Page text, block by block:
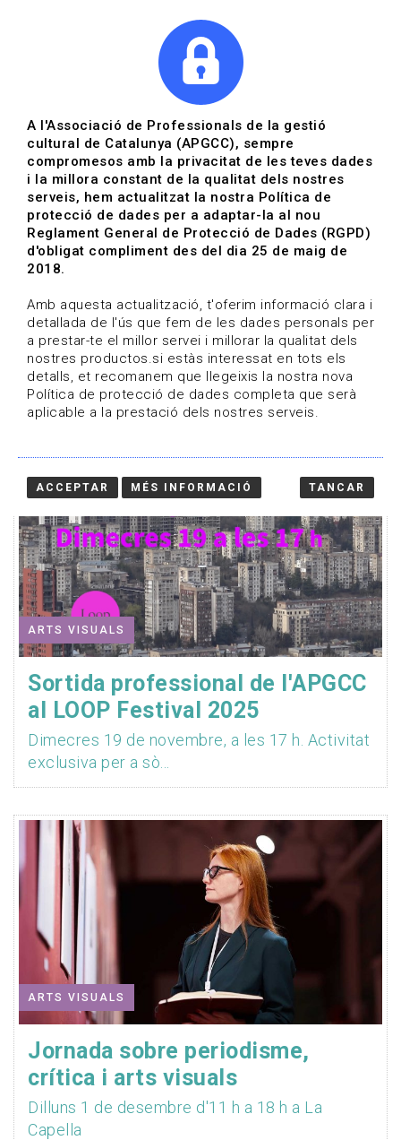
Actualitza't
Vols estar al dia?
HOME / BLOG
Estigues al dia
Convocatòries, activitats i notícies del sector de la
cultura.
ARTS VISUALS
Sortida professional de l'APGCC
al LOOP Festival 2025
Dimecres 19 de novembre, a les 17 h. Activitat
exclusiva per a sò...
ARTS VISUALS
Jornada sobre periodisme,
crítica i arts visuals
Dilluns 1 de desembre d'11 h a 18 h a La
Capella
A l'Associació de Professionals de la gestió
cultural de Catalunya (APGCC), sempre
compromesos amb la privacitat de les teves dades
i la millora constant de la qualitat dels nostres
serveis, hem actualitzat la nostra Política de
protecció de dades per a adaptar-la al nou
Reglament General de Protecció de Dades (RGPD)
d'obligat compliment des del dia 25 de maig de
2018.
Amb aquesta actualització, t'oferim informació clara i
detallada de l'ús que fem de les dades personals per
a prestar-te el millor servei i millorar la qualitat dels
nostres productos.si estàs interessat en tots els
detalls, et recomanem que llegeixis la nostra nova
Política de protecció de dades completa que serà
aplicable a la prestació dels nostres serveis.
ACCEPTAR MÉS INFORMACIÓ TANCAR